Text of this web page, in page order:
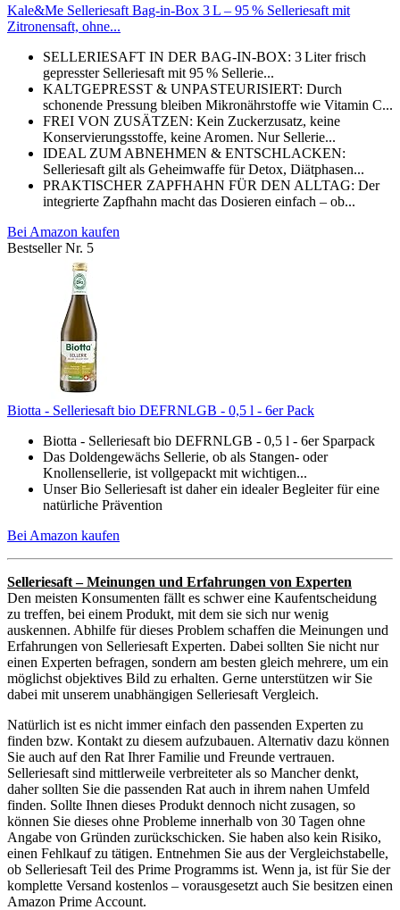
Kale&Me Selleriesaft Bag-in-Box 3 L – 95 % Selleriesaft mit
Zitronensaft, ohne...
SELLERIESAFT IN DER BAG-IN-BOX: 3 Liter frisch
gepresster Selleriesaft mit 95 % Sellerie...
KALTGEPRESST & UNPASTEURISIERT: Durch
schonende Pressung bleiben Mikronährstoffe wie Vitamin C...
FREI VON ZUSÄTZEN: Kein Zuckerzusatz, keine
Konservierungsstoffe, keine Aromen. Nur Sellerie...
IDEAL ZUM ABNEHMEN & ENTSCHLACKEN:
Selleriesaft gilt als Geheimwaffe für Detox, Diätphasen...
PRAKTISCHER ZAPFHAHN FÜR DEN ALLTAG: Der
integrierte Zapfhahn macht das Dosieren einfach – ob...
Bei Amazon kaufen
Bestseller Nr. 5
Biotta - Selleriesaft bio DEFRNLGB - 0,5 l - 6er Pack
Biotta - Selleriesaft bio DEFRNLGB - 0,5 l - 6er Sparpack
Das Doldengewächs Sellerie, ob als Stangen- oder
Knollensellerie, ist vollgepackt mit wichtigen...
Unser Bio Selleriesaft ist daher ein idealer Begleiter für eine
natürliche Prävention
Bei Amazon kaufen
Selleriesaft – Meinungen und Erfahrungen von Experten
Den meisten Konsumenten fällt es schwer eine Kaufentscheidung
zu treffen, bei einem Produkt, mit dem sie sich nur wenig
auskennen. Abhilfe für dieses Problem schaffen die Meinungen und
Erfahrungen von Selleriesaft Experten. Dabei sollten Sie nicht nur
einen Experten befragen, sondern am besten gleich mehrere, um ein
möglichst objektives Bild zu erhalten. Gerne unterstützen wir Sie
dabei mit unserem unabhängigen Selleriesaft Vergleich.
Natürlich ist es nicht immer einfach den passenden Experten zu
finden bzw. Kontakt zu diesem aufzubauen. Alternativ dazu können
Sie auch auf den Rat Ihrer Familie und Freunde vertrauen.
Selleriesaft sind mittlerweile verbreiteter als so Mancher denkt,
daher sollten Sie die passenden Rat auch in ihrem nahen Umfeld
finden. Sollte Ihnen dieses Produkt dennoch nicht zusagen, so
können Sie dieses ohne Probleme innerhalb von 30 Tagen ohne
Angabe von Gründen zurückschicken. Sie haben also kein Risiko,
einen Fehlkauf zu tätigen. Entnehmen Sie aus der Vergleichstabelle,
ob Selleriesaft Teil des Prime Programms ist. Wenn ja, ist für Sie der
komplette Versand kostenlos – vorausgesetzt auch Sie besitzen einen
Amazon Prime Account.